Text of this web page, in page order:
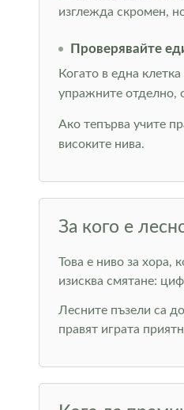
изглежда скромен,
Проверявайте
Когато в една
упражните отделно,
Ако тепърва учите
високите нива.
За кого е
Това е ниво за хора,
изисква смятане:
Лесните пъзели са
правят играта